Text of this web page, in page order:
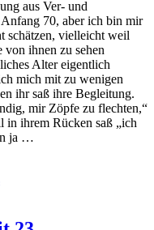
aus Ver- und
70, aber ich bin mir
schätzen, vielleicht weil
ihnen zu sehen
Alter eigentlich
mich mit zu wenigen
ihr saß ihre Begleitung.
mir Zöpfe zu flechten,“
in ihrem Rücken saß „ich
ja …